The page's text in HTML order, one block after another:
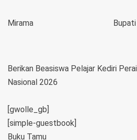
Mirama
Berikan Beasiswa Pelajar Kediri
Nasional 2026
[gwolle_gb]
[simple-guestbook]
Buku Tamu